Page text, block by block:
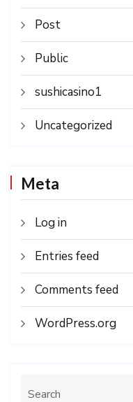
Post
Public
sushicasino1
Uncategorized
Meta
Log in
Entries feed
Comments feed
WordPress.org